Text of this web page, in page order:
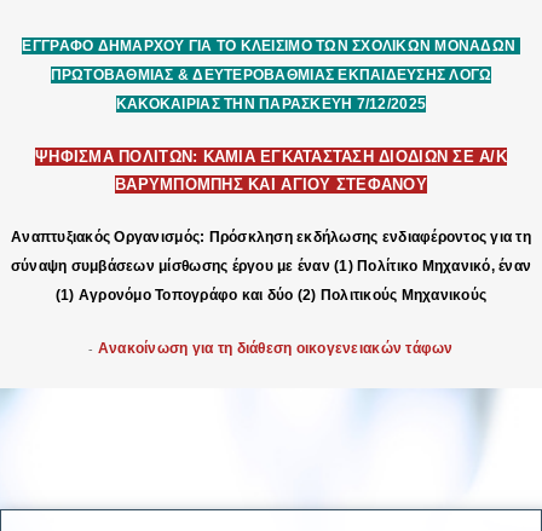
ΕΓΓΡΑΦΟ ΔΗΜΑΡΧΟΥ ΓΙΑ ΤΟ ΚΛΕΙΣΙΜΟ ΤΩΝ ΣΧΟΛΙΚΩΝ ΜΟΝΑΔΩΝ
ΠΡΩΤΟΒΑΘΜΙΑΣ & ΔΕΥΤΕΡΟΒΑΘΜΙΑΣ ΕΚΠΑΙΔΕΥΣΗΣ ΛΟΓΩ
ΚΑΚΟΚΑΙΡΙΑΣ ΤΗΝ ΠΑΡΑΣΚΕΥΗ 7/12/2025
ΨΗΦΙΣΜΑ ΠΟΛΙΤΩΝ: ΚΑΜΙΑ ΕΓΚΑΤΑΣΤΑΣΗ ΔΙΟΔΙΩΝ ΣΕ Α/Κ
ΒΑΡΥΜΠΟΜΠΗΣ ΚΑΙ ΑΓΙΟΥ ΣΤΕΦΑΝΟΥ
Αναπτυξιακός Οργανισμός: Πρόσκληση εκδήλωσης ενδιαφέροντος για τη
σύναψη συμβάσεων μίσθωσης έργου με έναν (1) Πολίτικο Μηχανικό, έναν
(1) Αγρονόμο Τοπογράφο και δύο (2) Πολιτικούς Μηχανικούς
- Ανακοίνωση για τη διάθεση οικογενειακών τάφων